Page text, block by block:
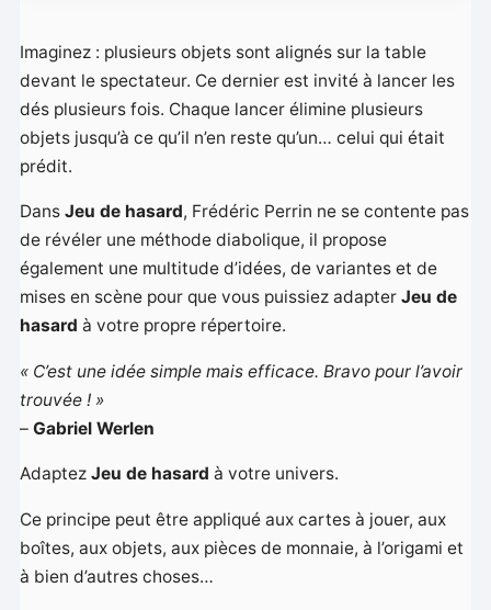
Imaginez : plusieurs objets sont alignés sur la table
devant le spectateur. Ce dernier est invité à lancer les
dés plusieurs fois. Chaque lancer élimine plusieurs
objets jusqu’à ce qu’il n’en reste qu’un… celui qui était
prédit.
DansJeu de hasard, Frédéric Perrin ne se contente pas
de révéler une méthode diabolique, il propose
également une multitude d’idées, de variantes et de
mises en scène pour que vous puissiez adapterJeu de
hasard à votre propre répertoire.
« C’est une idée simple mais efficace. Bravo pour l’avoir
trouvée ! »
–Gabriel Werlen
AdaptezJeu de hasard à votre univers.
Ce principe peut être appliqué aux cartes à jouer, aux
boîtes, aux objets, aux pièces de monnaie, à l’origami et
à bien d’autres choses…